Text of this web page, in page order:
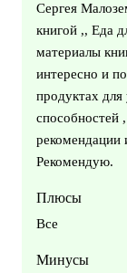
Сергея
книгой ,, Еда
материалы
интересно и
продуктах
способностей
рекомендации
Рекомендую.
Плюсы
Все
Минусы